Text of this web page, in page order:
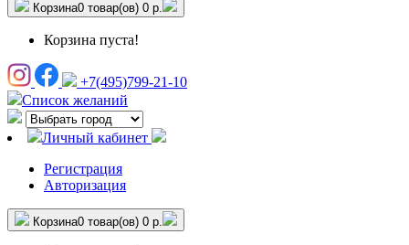
Корзина0 товар(ов) 0 р.
Корзина пуста!
+7(495)799-21-10
Список желаний
Личный кабинет
Регистрация
Авторизация
Корзина0 товар(ов) 0 р.